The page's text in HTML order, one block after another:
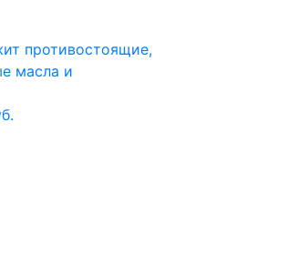
противостоящие,
масла и